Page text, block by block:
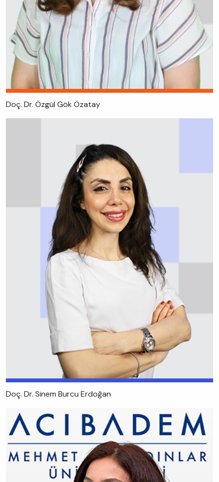
Doç. Dr. Özgül Gök Özatay
Doç. Dr. Sinem Burcu Erdoğan